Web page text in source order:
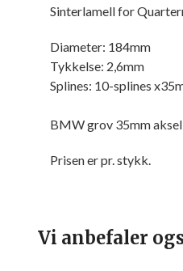
Sinterlamell for
Diameter: 184mm
Tykkelse: 2,6mm
Splines: 10-splines
BMW grov 35mm aksel
Prisen er pr. stykk.
Vi anbefaler